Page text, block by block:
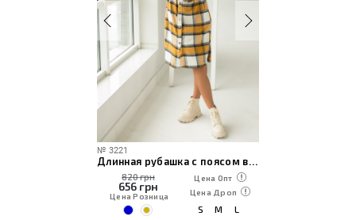
№ 3221
Длинная рубашка с поясом в клетку
820 грн
656 грн
Цена Розница
Цена Опт
Цена Дроп
S M L